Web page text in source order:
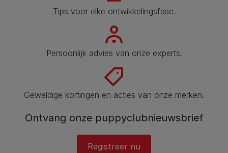
Tips voor elke ontwikkelingsfase​.
Persoonlijk advies van onze experts.
Geweldige kortingen en acties van onze merken.
Ontvang onze puppyclubnieuwsbrief
Registreer nu